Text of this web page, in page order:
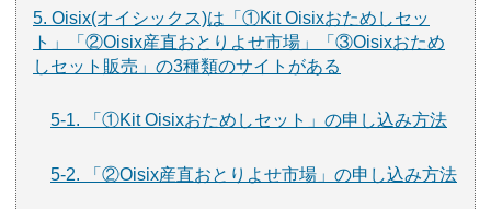
5. Oisix(オイシックス)は「①Kit Oisixおためしセッ
ト」「②Oisix産直おとりよせ市場」「③Oisixおため
しセット販売」の3種類のサイトがある
5-1. 「①Kit Oisixおためしセット」の申し込み方法
5-2. 「②Oisix産直おとりよせ市場」の申し込み方法